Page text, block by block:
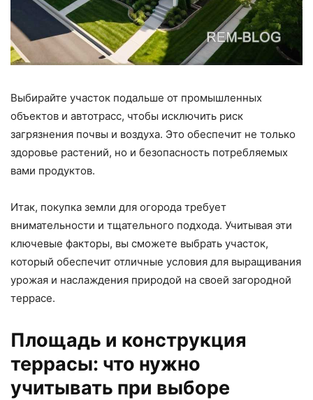
Выбирайте участок подальше от промышленных
объектов и автотрасс, чтобы исключить риск
загрязнения почвы и воздуха. Это обеспечит не только
здоровье растений, но и безопасность потребляемых
вами продуктов.
Итак, покупка земли для огорода требует
внимательности и тщательного подхода. Учитывая эти
ключевые факторы, вы сможете выбрать участок,
который обеспечит отличные условия для выращивания
урожая и наслаждения природой на своей загородной
террасе.
Площадь и конструкция
террасы: что нужно
учитывать при выборе